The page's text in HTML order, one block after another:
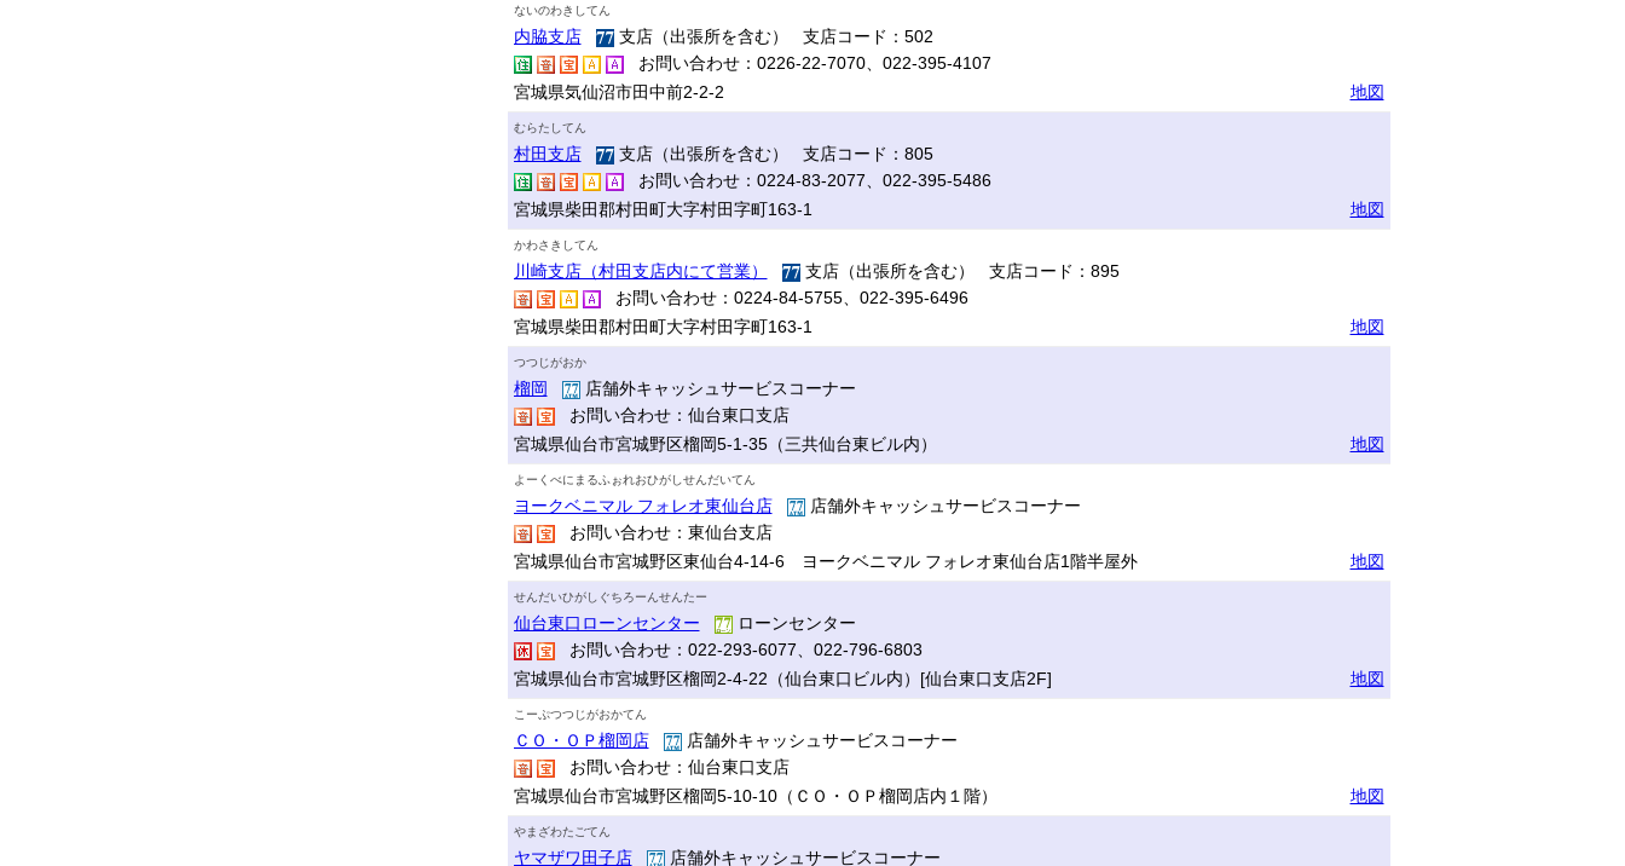
ないのわきしてん
内脇支店
支店（出張所を含む） 支店コード：502
お問い合わせ：0226-22-7070、022-395-4107
宮城県気仙沼市田中前2-2-2
地図
むらたしてん
村田支店
支店（出張所を含む） 支店コード：805
お問い合わせ：0224-83-2077、022-395-5486
宮城県柴田郡村田町大字村田字町163-1
地図
かわさきしてん
川崎支店（村田支店内にて営業）
支店（出張所を含む） 支店コード：895
お問い合わせ：0224-84-5755、022-395-6496
宮城県柴田郡村田町大字村田字町163-1
地図
つつじがおか
榴岡
店舗外キャッシュサービスコーナー
お問い合わせ：仙台東口支店
宮城県仙台市宮城野区榴岡5-1-35（三共仙台東ビル内）
地図
よーくべにまるふぉれおひがしせんだいてん
ヨークベニマル フォレオ東仙台店
店舗外キャッシュサービスコーナー
お問い合わせ：東仙台支店
宮城県仙台市宮城野区東仙台4-14-6 ヨークベニマル フォレオ東仙台店1階半屋外
地図
せんだいひがしぐちろーんせんたー
仙台東口ローンセンター
ローンセンター
お問い合わせ：022-293-6077、022-796-6803
宮城県仙台市宮城野区榴岡2-4-22（仙台東口ビル内）[仙台東口支店2F]
地図
こーぷつつじがおかてん
ＣＯ・ＯＰ榴岡店
店舗外キャッシュサービスコーナー
お問い合わせ：仙台東口支店
宮城県仙台市宮城野区榴岡5-10-10（ＣＯ・ＯＰ榴岡店内１階）
地図
やまざわたごてん
ヤマザワ田子店 店舗外キャッシュサービスコーナー